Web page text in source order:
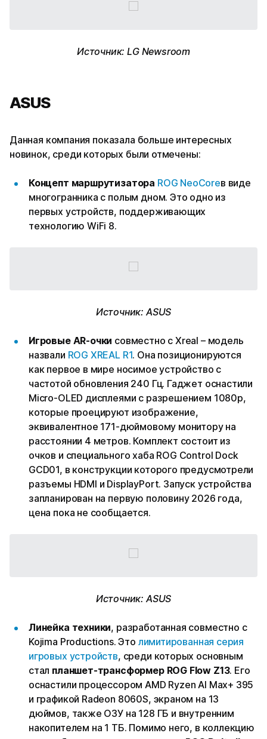
Источник: LG Newsroom
ASUS
Данная компания показала больше интересных
новинок, среди которых были отмечены:
Концепт маршрутизатора ROG NeoCoreв виде
многогранника с полым дном. Это одно из
первых устройств, поддерживающих
технологию WiFi 8.
Источник: ASUS
Игровые AR-очки совместно с Xreal – модель
назвали ROG XREAL R1. Она позиционируются
как первое в мире носимое устройство с
частотой обновления 240 Гц. Гаджет оснастили
Micro-OLED дисплеями с разрешением 1080p,
которые проецируют изображение,
эквивалентное 171-дюймовому монитору на
расстоянии 4 метров. Комплект состоит из
очков и специального хаба ROG Control Dock
GCD01, в конструкции которого предусмотрели
разъемы HDMI и DisplayPort. Запуск устройства
запланирован на первую половину 2026 года,
цена пока не сообщается.
Источник: ASUS
Линейка техники, разработанная совместно с
Kojima Productions. Это лимитированная серия
игровых устройств, среди которых основным
стал планшет-трансформер ROG Flow Z13. Его
оснастили процессором AMD Ryzen AI Max+ 395
и графикой Radeon 8060S, экраном на 13
дюймов, также ОЗУ на 128 ГБ и внутренним
накопителем на 1 ТБ. Помимо него, в коллекцию